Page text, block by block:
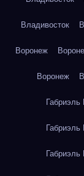
Владивосток
Воронеж
Воронеж